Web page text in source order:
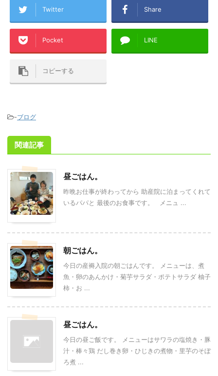
Twitter Share
Pocket LINE
コピーする
-ブログ
関連記事
昼ごはん。
昨晩お仕事が終わってから 助産院に泊まってくれて
いるパパと 最後のお食事です。 メニュ ...
朝ごはん。
今日の産褥入院の朝ごはんです。 メニューは、煮
魚・卵のあんかけ・菊芋サラダ・ポテトサラダ 柚子
柿・お ...
昼ごはん。
今日の昼ご飯です。 メニューはサワラの塩焼き・豚
汁・棒々鶏 だし巻き卵・ひじきの煮物・里芋のそぼ
ろ煮 ...